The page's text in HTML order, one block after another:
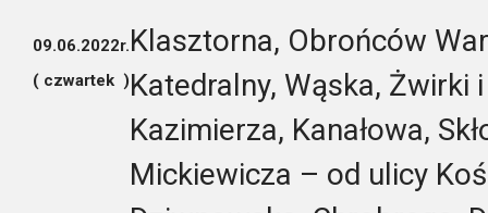
09.06.2022r.
( czwartek )
Klasztorna, Obrońców
Katedralny, Wąska, Żwirki
Kazimierza, Kanałowa,
Mickiewicza – od ulicy